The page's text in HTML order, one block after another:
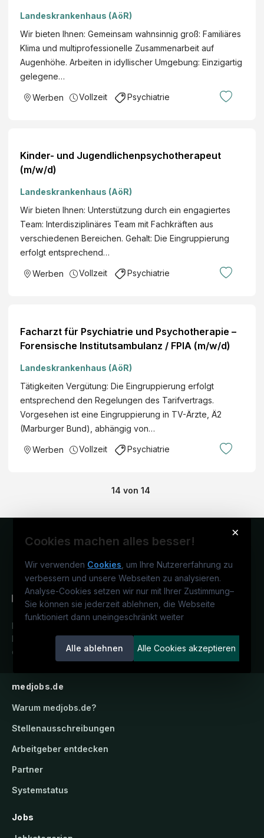
Landeskrankenhaus (AöR)
Wir bieten Ihnen: Gemeinsam wahnsinnig groß: Familiäres
Klima und multiprofessionelle Zusammenarbeit auf
Augenhöhe. Arbeiten in idyllischer Umgebung: Einzigartig
gelegene…
Werben Vollzeit Psychiatrie
Kinder- und Jugendlichenpsychotherapeut
(m/w/d)
Landeskrankenhaus (AöR)
Wir bieten Ihnen: Unterstützung durch ein engagiertes
Team: Interdisziplinäres Team mit Fachkräften aus
verschiedenen Bereichen. Gehalt: Die Eingruppierung
erfolgt entsprechend…
Werben Vollzeit Psychiatrie
Facharzt für Psychiatrie und Psychotherapie –
Forensische Institutsambulanz / FPIA (m/w/d)
Landeskrankenhaus (AöR)
Tätigkeiten Vergütung: Die Eingruppierung erfolgt
entsprechend den Regelungen des Tarifvertrags.
Vorgesehen ist eine Eingruppierung in TV-Ärzte, Ä2
(Marburger Bund), abhängig von…
Werben Vollzeit Psychiatrie
14 von 14
×
Cookies machen alles besser!
Wir verwenden Cookies , um Ihre Nutzererfahrung zu
verbessern und unsere Webseiten zu analysieren.
Analyse-Cookies setzen wir nur mit Ihrer Zustimmung–
Sie können sie jederzeit ablehnen, die Webseite
funktioniert dann uneingeschränkt weiter
Alle ablehnen Alle Cookies akzeptieren
Deutschlands medizinisches
Karriereportal.Ein Service der
candidatis GmbH.
medjobs.de
Warum medjobs.de?
Stellenausschreibungen
Arbeitgeber entdecken
Partner
Systemstatus
Jobs